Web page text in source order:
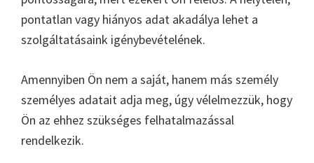
pontatlan vagy hiányos adat akadálya lehet a
szolgáltatásaink igénybevételének.
Amennyiben Ön nem a saját, hanem más személy
személyes adatait adja meg, úgy vélelmezzük, hogy
Ön az ehhez szükséges felhatalmazással
rendelkezik.